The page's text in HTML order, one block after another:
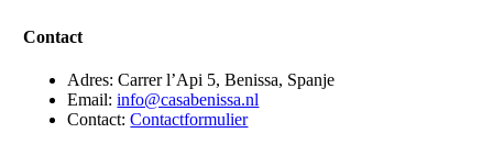
Contact
Adres: Carrer l’Api 5, Benissa, Spanje
Email:info@casabenissa.nl
Contact:Contactformulier